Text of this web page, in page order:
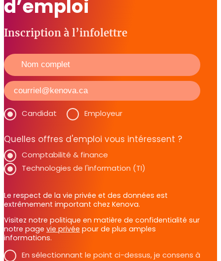
d’emploi
Inscription à l’infolettre
Candidat Employeur
Quelles offres d'emploi vous intéressent ?
Comptabilité & finance
Technologies de l'information (TI)
Le respect de la vie privée et des données est
extrêmement important chez Kenova.
Visitez notre politique en matière de confidentialité sur
notre page vie privée pour de plus amples
informations.
En sélectionnant le point ci-dessus, je consens à